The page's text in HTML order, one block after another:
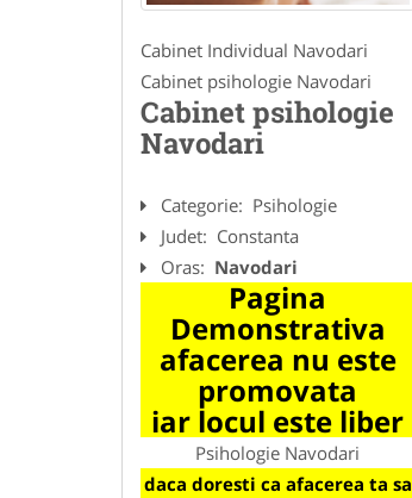
Cabinet Individual Navodari
Cabinet psihologie Navodari
Cabinet psihologie
Navodari
Categorie: Psihologie
Judet: Constanta
Oras: Navodari
Pagina
Demonstrativa
afacerea nu este
promovata
iar locul este liber
Psihologie Navodari
daca doresti ca afacerea ta sa